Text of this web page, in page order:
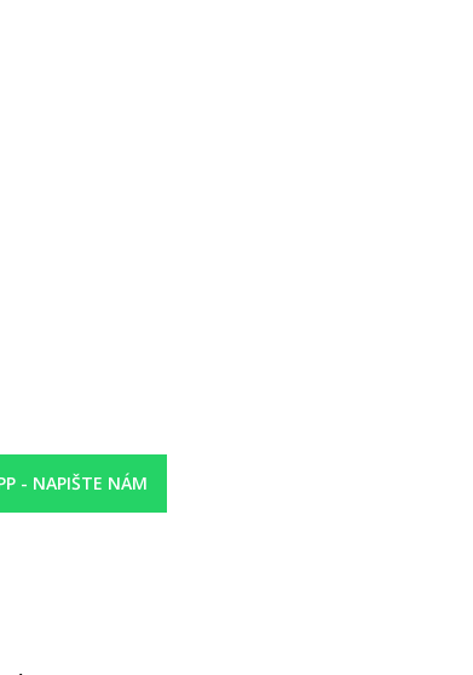
- NAPIŠTE NÁM